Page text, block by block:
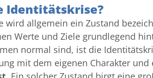
Identitätskrise?
wird allgemein ein Zustand
Werte und Ziele grundlegend
normal sind, ist die
mit dem eigenen Charakter